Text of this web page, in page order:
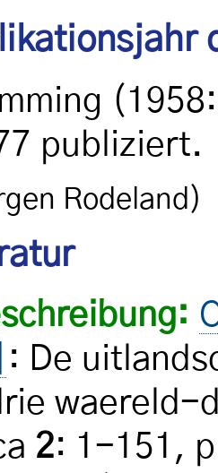
publiziert.
Rodeland)
: De
waereld-
2: 1-151,